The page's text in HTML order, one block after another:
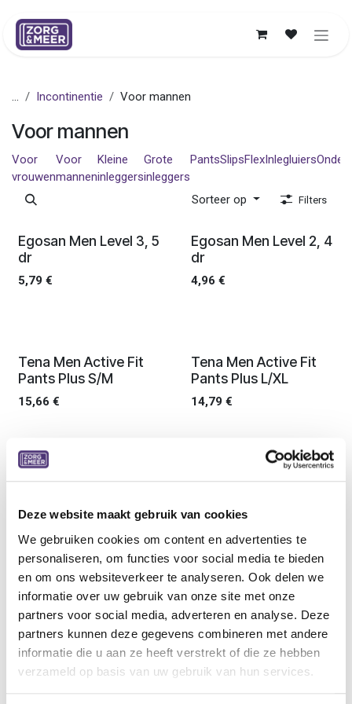
Deze website maakt gebruik van cookies
We gebruiken cookies om content en advertenties te
personaliseren, om functies voor social media te bieden
en om ons websiteverkeer te analyseren. Ook delen we
informatie over uw gebruik van onze site met onze
partners voor social media, adverteren en analyse. Deze
partners kunnen deze gegevens combineren met andere
informatie die u aan ze heeft verstrekt of die ze hebben
verzameld op basis van uw gebruik van hun services.
... Incontinentie Voor mannen
Voor mannen
Voor
vrouwen
Voor
mannen
Kleine
inleggers
Grote
inleggers
PantsSlipsFlexInlegluiers
Sorteer op Filters
Ledenprijs
Egosan Men Level 3, 5
dr
5,79 €
Ledenprijs
Egosan Men Level 2, 4
dr
4,96 €
Ledenprijs
Tena Men Active Fit
Pants Plus S/M
15,66 €
Ledenprijs
Tena Men Active Fit
Pants Plus L/XL
14,79 €
Ledenprijs
Tena Men Level 3 Ledenprijs
Tena Men Level 2
Ledenprijs
Tena Men Level 1
13,86 Ledenprijs
Tena Men Protective
Shield Level 0